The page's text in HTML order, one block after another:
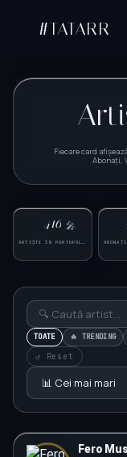
#TATARR
Fiecare card
Abonați,
🎤
416
ARTIȘTI ÎN PORTOFOLIU
TOATE 🔥 TRENDING
↺ Reset
Fero